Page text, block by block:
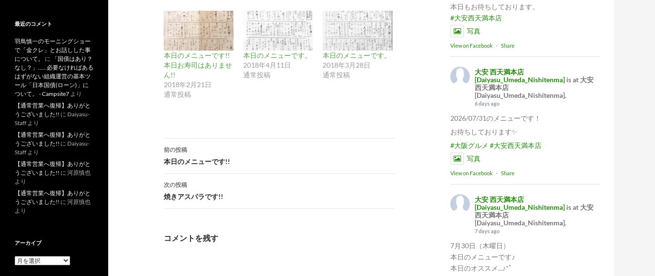
本日のメニューです!!
本日お寿司はありませ
ん!!
2018年2月21日
通常投稿
本日のメニューです。
2018年4月11日
通常投稿
本日のメニューです。
2018年3月28日
通常投稿
投
稿
ナ
ビ
ゲ
前の投稿
本日のメニューです!!
次の投稿
焼きアスパラです!!
コメントを残す
本日もお待ちしております。
#大安西天満本店
写真
View on Facebook · Share
大安 西天満本店
[Daiyasu_Umeda_Nishitenma] is at 大安
西天満本店
[Daiyasu_Umeda_Nishitenma].
6 days ago
2026/07/31のメニューです！
お待ちしております✨
#大阪グルメ #大安西天満本店
写真
View on Facebook · Share
大安 西天満本店
[Daiyasu_Umeda_Nishitenma] is at 大安
西天満本店
[Daiyasu_Umeda_Nishitenma].
7 days ago
7月30日（木曜日）
本日のメニューです♪
本日のオススメ...♪*ﾟ
最近のコメント
羽鳥慎一のモーニングショー
で「金クレ」とお話しした事
について。
に
「国債はあり？
なし？」……必要なければある
はずがない組織運営の基本ツ
ール「日本国債(ローン)」に
ついて。 - Campsite7 より
【通常営業へ復帰】ありがと
うございました!! に Daiyasu-
Staff より
【通常営業へ復帰】ありがと
うございました!! に Daiyasu-
Staff より
【通常営業へ復帰】ありがと
うございました!! に 河原慎也
より
【通常営業へ復帰】ありがと
うございました!! に 河原慎也
より
アーカイブ
ア